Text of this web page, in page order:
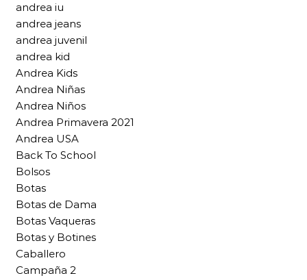
andrea iu
andrea jeans
andrea juvenil
andrea kid
Andrea Kids
Andrea Niñas
Andrea Niños
Andrea Primavera 2021
Andrea USA
Back To School
Bolsos
Botas
Botas de Dama
Botas Vaqueras
Botas y Botines
Caballero
Campaña 2